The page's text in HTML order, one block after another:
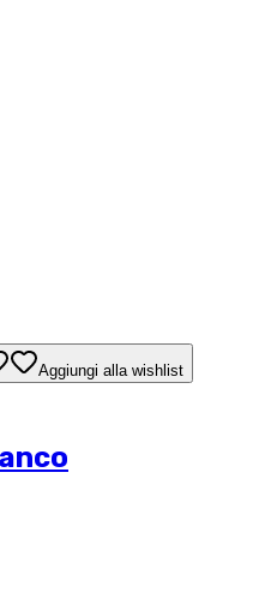
Aggiungi alla wishlist